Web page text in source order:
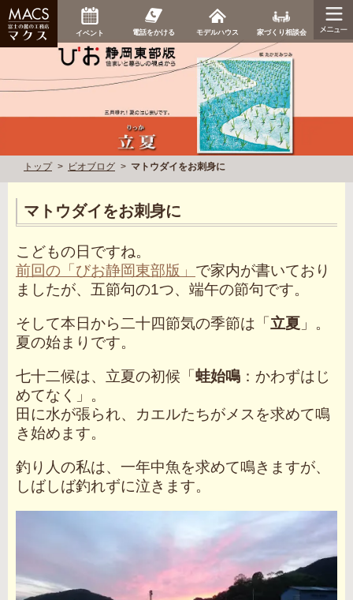
イベント 電話をかける モデルハウス 家づくり相談会
トップ ビオブログ マトウダイをお刺身に
マトウダイをお刺身に
こどもの日ですね。
前回の「びお静岡東部版」 で家内が書いており
ましたが、五節句の1つ、端午の節句です。
そして本日から二十四節気の季節は「 立夏 」。
夏の始まりです。
七十二候は、立夏の初候「 蛙始鳴 ：かわずはじ
めてなく」。
田に水が張られ、カエルたちがメスを求めて鳴
き始めます。
釣り人の私は、一年中魚を求めて鳴きますが、
しばしば釣れずに泣きます。